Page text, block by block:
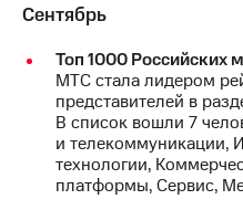
Сентябрь
Топ 1000 Российских
МТС стала лидером
представителей в
В список вошли 7
и телекоммуникации,
технологии,
платформы, Сервис,